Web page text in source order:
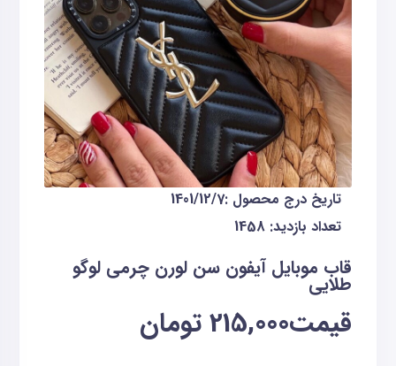
تاریخ درج محصول :1401/12/7
تعداد بازدید: 1458
قاب موبایل آیفون سن لورن چرمی لوگو
طلایی
قیمت215,000تومان